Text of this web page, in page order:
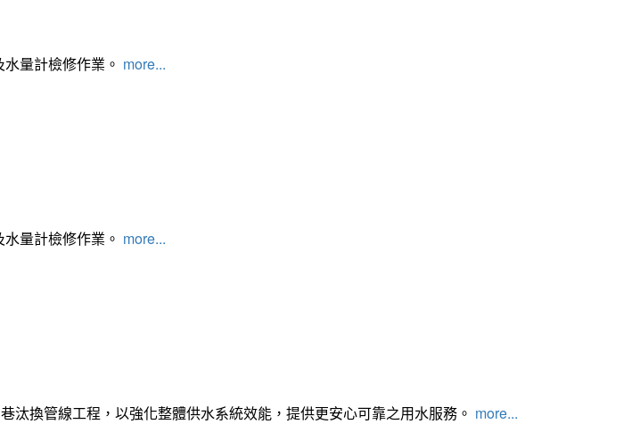
量計檢修作業。 more...
量計檢修作業。 more...
換管線工程，以強化整體供水系統效能，提供更安心可靠之用水服務。 more...